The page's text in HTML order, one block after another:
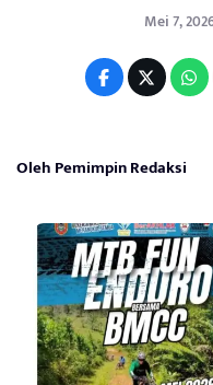
Mei 7,
Oleh Pemimpin Redaksi